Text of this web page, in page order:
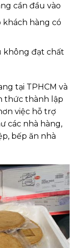
cần đầu vào
khách hàng có
không đạt chất
tại TPHCM và
thức thành lập
việc hỗ trợ
các nhà hàng,
bếp ăn nhà